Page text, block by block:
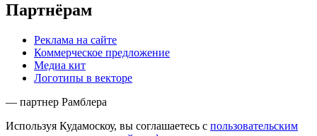
Партнёрам
Реклама на сайте
Коммерческое предложение
Медиа кит
Логотипы в векторе
— партнер Рамблера
Используя Кудамоскоу, вы соглашаетесь с пользовательским